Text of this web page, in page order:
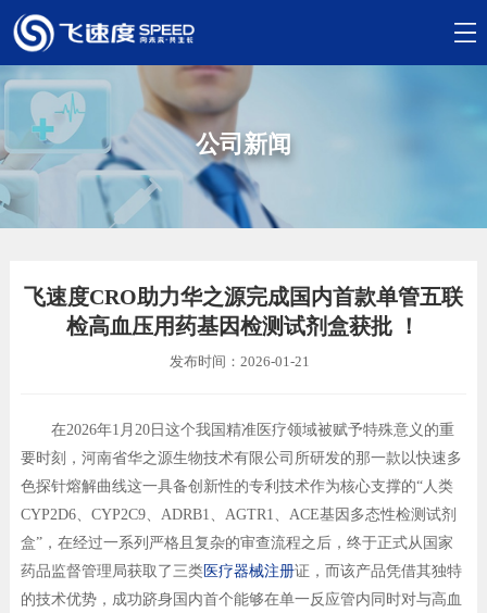
公司新闻
飞速度CRO助力华之源完成国内首款单管五联
检高血压用药基因检测试剂盒获批 ！
发布时间：2026-01-21
在2026年1月20日这个我国精准医疗领域被赋予特殊意义的重
要时刻，河南省华之源生物技术有限公司所研发的那一款以快速多
色探针熔解曲线这一具备创新性的专利技术作为核心支撑的“人类
CYP2D6、CYP2C9、ADRB1、AGTR1、ACE基因多态性检测试剂
盒”，在经过一系列严格且复杂的审查流程之后，终于正式从国家
药品监督管理局获取了三类医疗器械注册证，而该产品凭借其独特
的技术优势，成功跻身国内首个能够在单一反应管内同时对与高血